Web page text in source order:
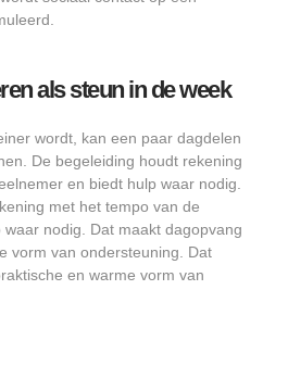
als steun in de week
wordt, kan een paar dagdelen
De begeleiding houdt rekening
en biedt hulp waar nodig.
met het tempo van de
nodig. Dat maakt dagopvang
vorm van ondersteuning. Dat
en warme vorm van